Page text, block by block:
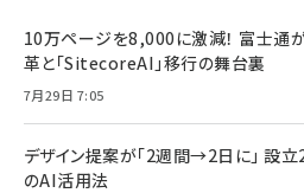
10万ページを8,000に激減！ 富士通
革と「SitecoreAI」移行の舞台裏
7月29日 7:05
デザイン提案が「2週間→2日に」 設
のAI活用法